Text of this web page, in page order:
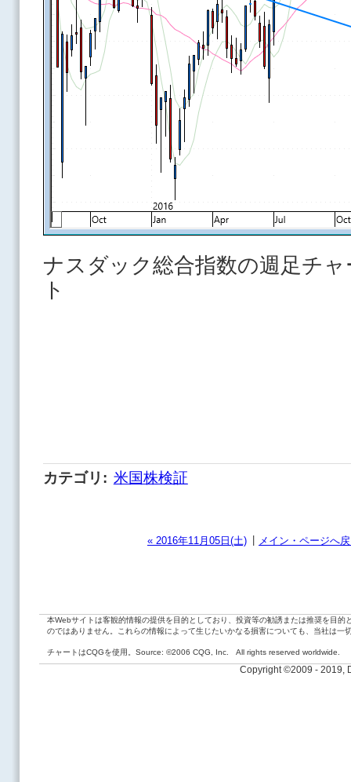
ナスダック総合指数の週足チャ
ト
カテゴリ : 米国株検証
« 2016年11月05日(土) メイン・ページへ
本Webサイトは客観的情報の提供を目的としており、投資等の勧誘または推奨を目
のではありません。これらの情報によって生じたいかなる損害についても、当社は一
チャートはCQGを使用。Source: ©2006 CQG, Inc. All rights reserved worldwide.
Copyright ©2009 - 2019,